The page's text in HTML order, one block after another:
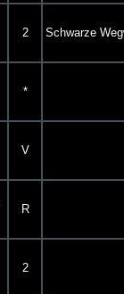
2 Schwarze
*
V
R
2